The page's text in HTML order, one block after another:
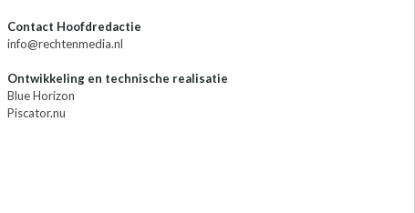
Contact Hoofdredactie
info@rechtenmedia.nl
Ontwikkeling en technische realisatie
Blue Horizon
Piscator.nu